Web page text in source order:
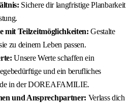
Sichere dir langfristige Planbarkeit
mit Teilzeitmöglichkeiten: Gestalte
zu deinem Leben passen.
Unsere Werte schaffen ein
und ein berufliches
in der DOREAFAMILIE.
und Ansprechpartner: Verlass dich